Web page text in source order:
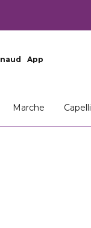
App
Marche Capelli